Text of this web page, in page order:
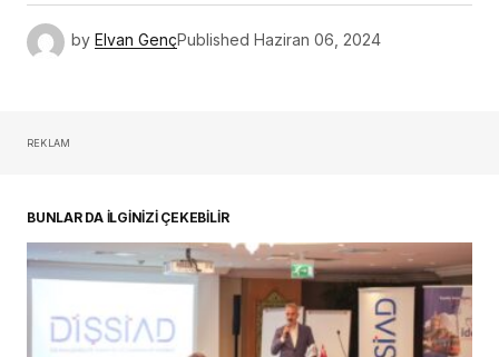
by Elvan GençPublished Haziran 06, 2024
REKLAM
BUNLAR DA İLGİNİZİ ÇEKEBİLİR